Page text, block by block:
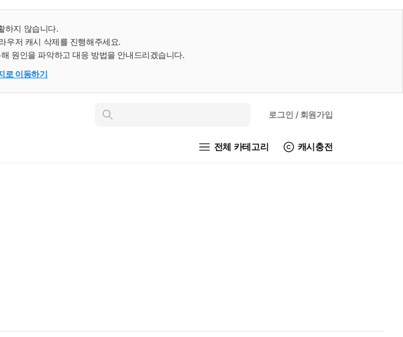
하지 않습니다.
우저 캐시 삭제를 진행해주세요.
원인을 파악하고 대응 방법을 안내드리겠습니다.
로 이동하기
인
로그인 / 회원가입
전체 카테고리 캐시충전